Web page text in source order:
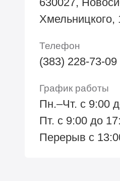
Хмельницкого,
Телефон
(383) 228-73-09
График работы
Пн.–Чт. с 9:00
Пт. с 9:00 до
Перерыв с